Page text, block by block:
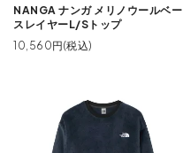
NANGA ナンガ メリノウールベー
スレイヤーL/Sトップ
10,560円(税込)